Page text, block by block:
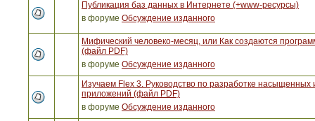
Публикация баз данных в Интернете (+www-ресурсы)
в форуме Обсуждение изданного
Мифический человеко-месяц, или Как создаются
(файл PDF)
в форуме Обсуждение изданного
Изучаем Flex 3. Руководство по разработке насыщенных
приложений (файл PDF)
в форуме Обсуждение изданного